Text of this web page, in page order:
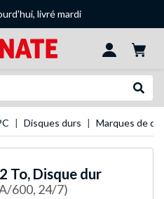
livré mardi
Disques durs Marques de
To, Disque dur
600, 24/7)